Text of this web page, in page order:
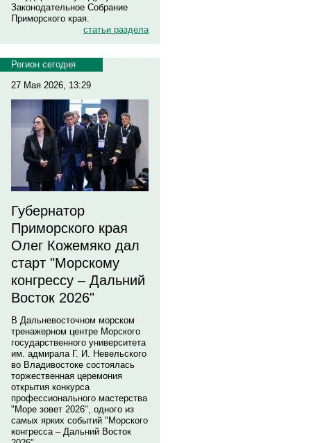
Законодательное Собрание
Приморского края.
статьи раздела
Регион сегодня
27 Мая 2026, 13:29
Губернатор
Приморского края
Олег Кожемяко дал
старт "Морскому
конгрессу – Дальний
Восток 2026"
В Дальневосточном морском
тренажерном центре Морского
государственного университета
им. адмирала Г. И. Невельского
во Владивостоке состоялась
торжественная церемония
открытия конкурса
профессионального мастерства
"Море зовет 2026", одного из
самых ярких событий "Морского
конгресса – Дальний Восток